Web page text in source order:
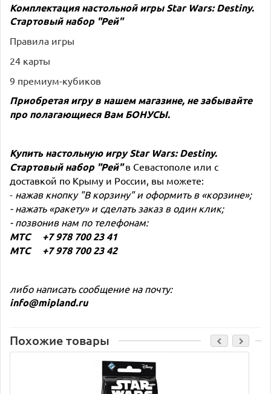
Комплектация настольной игрыStar Wars: Destiny.
Стартовый набор "Рей"
Правила игры
24 карты
9 премиум-кубиков
Приобретая игру в нашем магазине, не забывайте
про полагающиеся ВамБОНУСЫ.
Купить настольную игруStar Wars: Destiny.
Стартовый набор "Рей" в Севастополе или с
доставкой по Крыму и России, вы можете:
- нажав кнопку "В корзину" и оформить в «корзине»;
- нажать «ракету» и сделать заказ в один клик;
- позвонив нам по телефонам:
МТС +7 978 700 23 41
МТС +7 978 700 23 42
либо написать сообщение на почту:
info@mipland.ru
Похожие товары